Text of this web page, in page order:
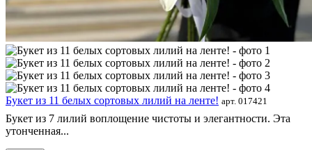
Букет из 11 белых сортовых лилий на ленте! арт. 017421
Букет из 7 лилий воплощение чистоты и элегантности. Эта
утонченная...